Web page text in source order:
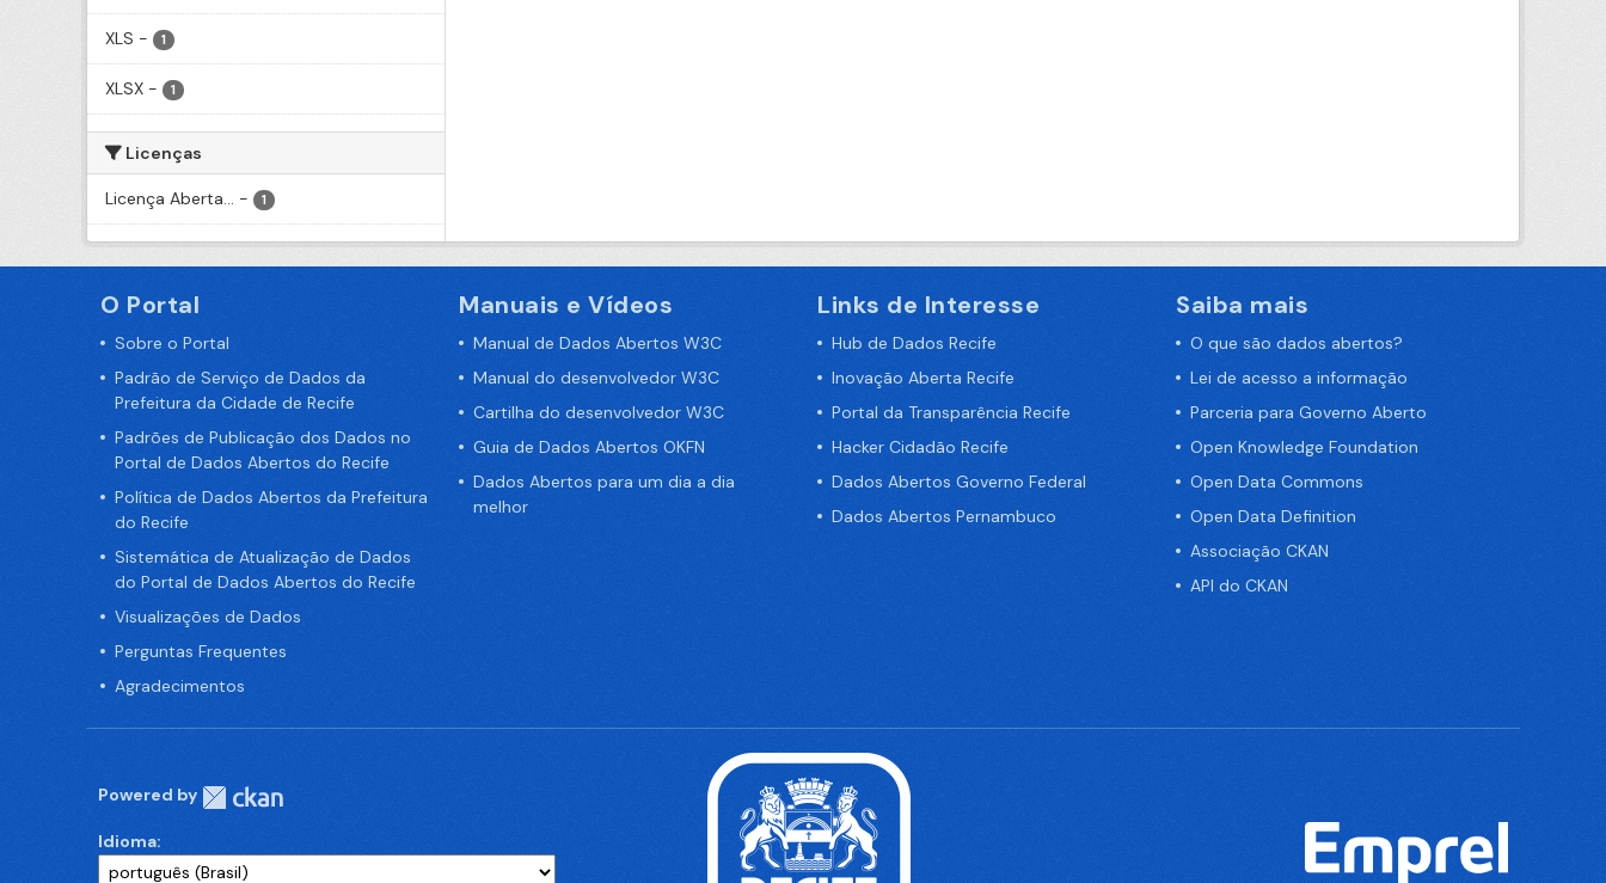
XLS - 1
XLSX - 1
Licenças
Licença Aberta... - 1
O Portal
Sobre o Portal
Padrão de Serviço de Dados da
Prefeitura da Cidade de Recife
Padrões de Publicação dos Dados no
Portal de Dados Abertos do Recife
Política de Dados Abertos da Prefeitura
do Recife
Sistemática de Atualização de Dados
do Portal de Dados Abertos do Recife
Visualizações de Dados
Perguntas Frequentes
Agradecimentos
Manuais e Vídeos
Manual de Dados Abertos W3C
Manual do desenvolvedor W3C
Cartilha do desenvolvedor W3C
Guia de Dados Abertos OKFN
Dados Abertos para um dia a dia
melhor
Links de Interesse
Hub de Dados Recife
Inovação Aberta Recife
Portal da Transparência Recife
Hacker Cidadão Recife
Dados Abertos Governo Federal
Dados Abertos Pernambuco
Saiba mais
O que são dados abertos?
Lei de acesso a informação
Parceria para Governo Aberto
Open Knowledge Foundation
Open Data Commons
Open Data Definition
Associação CKAN
API do CKAN
Powered by
Idioma